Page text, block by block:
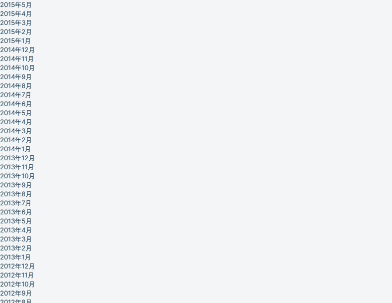
2015年5月
2015年4月
2015年3月
2015年2月
2015年1月
2014年12月
2014年11月
2014年10月
2014年9月
2014年8月
2014年7月
2014年6月
2014年5月
2014年4月
2014年3月
2014年2月
2014年1月
2013年12月
2013年11月
2013年10月
2013年9月
2013年8月
2013年7月
2013年6月
2013年5月
2013年4月
2013年3月
2013年2月
2013年1月
2012年12月
2012年11月
2012年10月
2012年9月